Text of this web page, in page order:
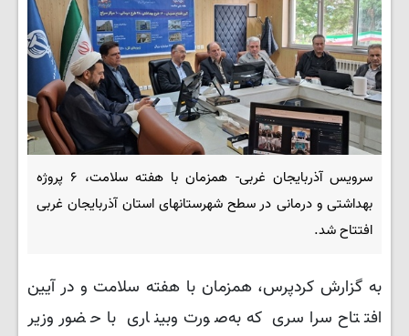
سرویس آذربایجان غربی- همزمان با هفته سلامت، ۶ پروژه
بهداشتی و درمانی در سطح شهرستانهای استان آذربایجان غربی
افتتاح شد.
به گزارش کردپرس، همزمان با هفته سلامت و در آیین
افتتاح سراسری که به‌صورت وبیناری با حضور وزیر